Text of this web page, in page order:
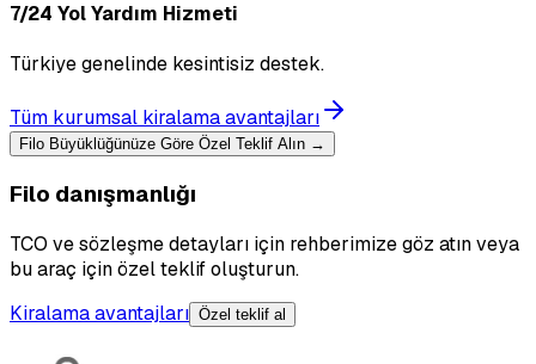
7/24 Yol Yardım Hizmeti
Türkiye genelinde kesintisiz destek.
Tüm kurumsal kiralama avantajları
Filo Büyüklüğünüze Göre Özel Teklif Alın →
Filo danışmanlığı
TCO ve sözleşme detayları için rehberimize göz atın veya
bu araç için özel teklif oluşturun.
Kiralama avantajları Özel teklif al